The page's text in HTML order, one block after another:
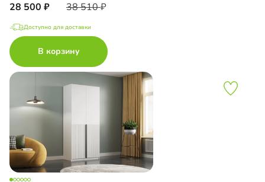
28 500 38 510
Доступно для доставки
В корзину